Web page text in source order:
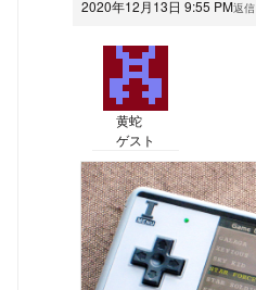
2020年12月13日 9:55 PM返信
黄蛇
ゲスト